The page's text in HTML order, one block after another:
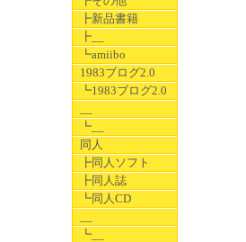
┣新品書籍
┣__
┗amiibo
1983ブログ2.0
┗1983ブログ2.0
┗__
同人
┣同人ソフト
┣同人誌
┗同人CD
┗__